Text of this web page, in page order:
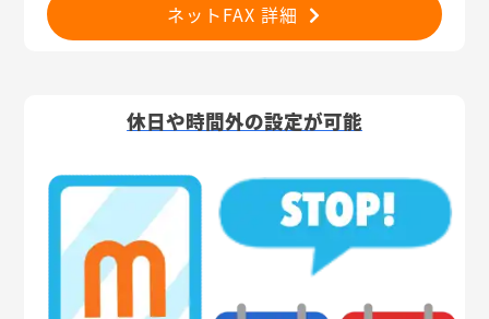
ネットFAX 詳細
休日や時間外の設定が可能